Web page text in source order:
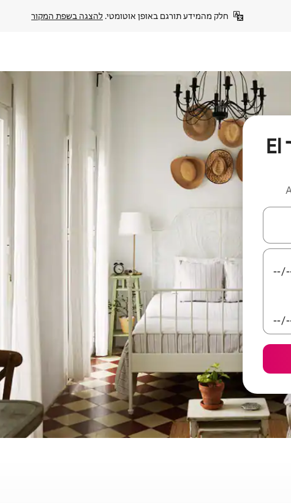
חלק מהמידע תורגם באופן אוטומטי. להצגה בשפת המקור
בתי נופש להשכרה באזור El
למעלה ולמטה או לעיין בעזרת תנועות מגע או החלקה.